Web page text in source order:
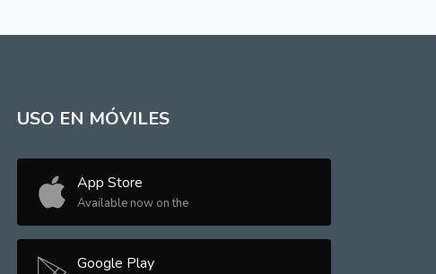
USO EN MÓVILES
App Store
Available now on the
Google Play